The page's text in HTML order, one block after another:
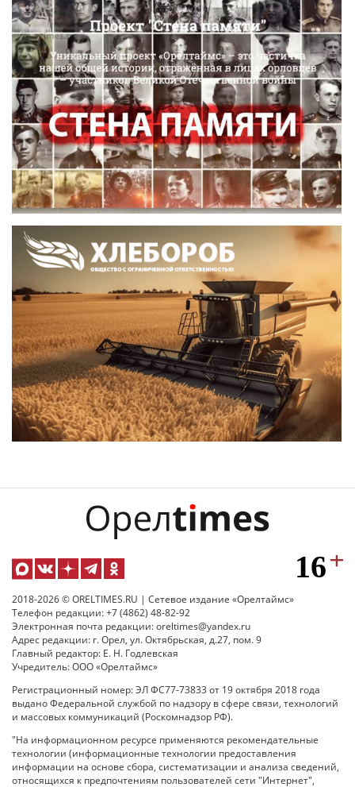
2018-2026 © ORELTIMES.RU | Сетевое издание «Орелтаймс»
Телефон редакции: +7 (4862) 48-82-92
Электронная почта редакции: oreltimes@yandex.ru
Адрес редакции: г. Орел, ул. Октябрьская, д.27, пом. 9
Главный редактор: Е. Н. Годлевская
Учредитель: ООО «Орелтаймс»
Регистрационный номер: ЭЛ ФС77-73833 от 19 октября 2018 года
выдано Федеральной службой по надзору в сфере связи, технологий
и массовых коммуникаций (Роскомнадзор РФ).
"На информационном ресурсе применяются рекомендательные
технологии (информационные технологии предоставления
информации на основе сбора, систематизации и анализа сведений,
относящихся к предпочтениям пользователей сети "Интернет",